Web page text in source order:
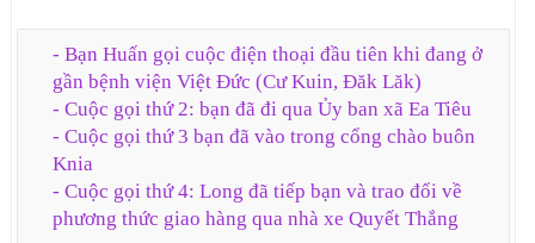
- Bạn Huấn gọi cuộc điện thoại đầu tiên khi đang ở
gần bệnh viện Việt Đức (Cư Kuin, Đăk Lăk)
- Cuộc gọi thứ 2: bạn đã đi qua Ủy ban xã Ea Tiêu
- Cuộc gọi thứ 3 bạn đã vào trong cổng chào buôn
Knia
- Cuộc gọi thứ 4: Long đã tiếp bạn và trao đổi về
phương thức giao hàng qua nhà xe Quyết Thắng